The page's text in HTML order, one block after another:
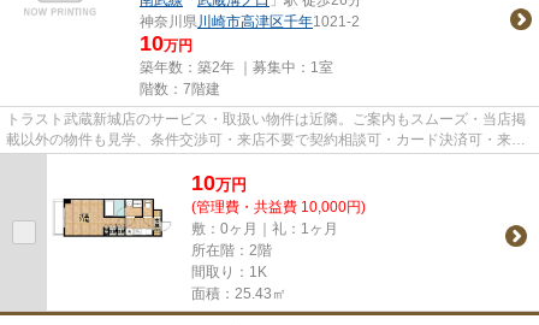
神奈川県川崎市高津区千年1021-2
10万円
築年数：築2年 ｜募集中： 1室
階数：7階建
トラスト武蔵新城店のサービス・取扱い物件は近隣。ご案内もスムーズ・当店掲
載以外の物件も見学、条件交渉可・来店不要で契約相談可・カード決済可・来店
時無料駐車場有（要電話予約...
10万円
(管理費・共益費 10,000円)
敷：0ヶ月｜礼：1ヶ月
所在階：2階
間取り：1K
面積：25.43㎡